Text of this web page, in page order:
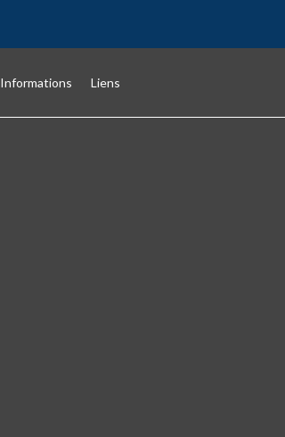
Informations Liens